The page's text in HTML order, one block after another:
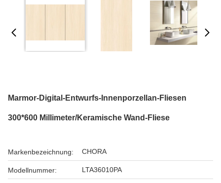
Marmor-Digital-Entwurfs-Innenporzellan-Fliesen
300*600 Millimeter/keramische Wand-Fliese
Markenbezeichnung: CHORA
Modellnummer: LTA36010PA